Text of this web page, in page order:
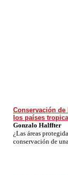
Conservación
los países
Gonzalo Halffter
¿Las áreas
conservación de